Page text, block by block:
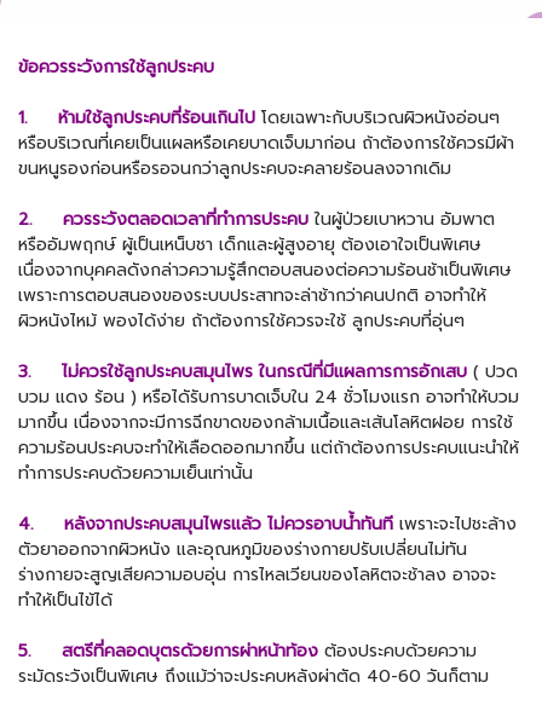
ข้อควรระวังการใช้ลูกประคบ
1. ห้ามใช้ลูกประคบที่ร้อนเกินไป โดยเฉพาะกับบริเวณผิวหนังอ่อนๆ
หรือบริเวณที่เคยเป็นแผลหรือเคยบาดเจ็บมาก่อน ถ้าต้องการใช้ควรมีผ้า
ขนหนูรองก่อนหรือรอจนกว่าลูกประคบจะคลายร้อนลงจากเดิม
2. ควรระวังตลอดเวลาที่ทำการประคบในผู้ป่วยเบาหวาน อัมพาต
หรืออัมพฤกษ์ ผู้เป็นเหน็บชา เด็กและผู้สูงอายุ ต้องเอาใจเป็นพิเศษ
เนื่องจากบุคคลดังกล่าวความรู้สึกตอบสนองต่อความร้อนช้าเป็นพิเศษ
เพราะการตอบสนองของระบบประสาทจะล่าช้ากว่าคนปกติ อาจทำให้
ผิวหนังไหม้ พองได้ง่าย ถ้าต้องการใช้ควรจะใช้ ลูกประคบที่อุ่นๆ
3. ไม่ควรใช้ลูกประคบสมุนไพร ในกรณีที่มีแผลการการอักเสบ ( ปวด
บวม แดง ร้อน ) หรือไดัรับการบาดเจ็บใน 24 ชั่วโมงแรก อาจทำให้บวม
มากขึ้น เนื่องจากจะมีการฉีกขาดของกล้ามเนื้อและเส้นโลหิตฝอย การใช้
ความร้อนประคบจะทำให้เลือดออกมากขึ้น แต่ถ้าต้องการประคบแนะนำให้
ทำการประคบด้วยความเย็นเท่านั้น
4. หลังจากประคบสมุนไพรแล้ว ไม่ควรอาบน้ำทันที เพราะจะไปชะล้าง
ตัวยาออกจากผิวหนัง และอุณหภูมิของร่างกายปรับเปลี่ยนไม่ทัน
ร่างกายจะสูญเสียความอบอุ่น การไหลเวียนของโลหิตจะช้าลง อาจจะ
ทำให้เป็นไข้ได้
5. สตรีที่คลอดบุตรด้วยการผ่าหน้าท้อง ต้องประคบด้วยความ
ระมัดระวังเป็นพิเศษ ถึงแม้ว่าจะประคบหลังผ่าตัด 40-60 วันก็ตาม